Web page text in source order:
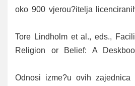
oko 900 vjerou?itelja
Tore Lindholm et al., eds.,
Religion or Belief: A
Odnosi izme?u ovih